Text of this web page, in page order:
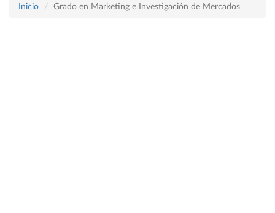
Inicio Grado en Marketing e Investigación de Mercados